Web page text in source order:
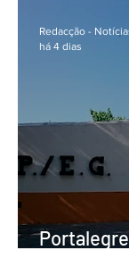
Redacção -
há 4 dias